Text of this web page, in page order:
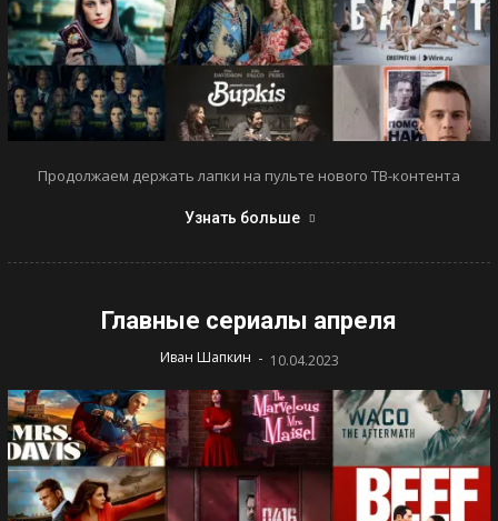
Продолжаем держать лапки на пульте нового ТВ-контента
Узнать больше
Главные сериалы апреля
Иван Шапкин - 10.04.2023